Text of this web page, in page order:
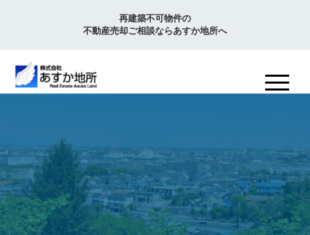
再建築不可物件の
不動産売却ご相談ならあすか地所へ